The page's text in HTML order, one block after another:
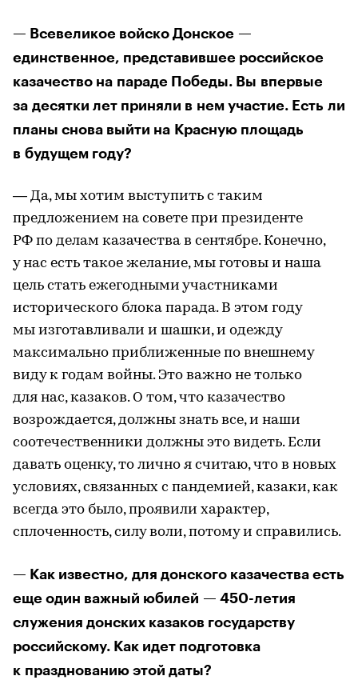
— Всевеликое войско Донское —
единственное, представившее российское
казачество на параде Победы. Вы впервые
за десятки лет приняли в нем участие. Есть ли
планы снова выйти на Красную площадь
в будущем году?
— Да, мы хотим выступить с таким
предложением на совете при президенте
РФ по делам казачества в сентябре. Конечно,
у нас есть такое желание, мы готовы и наша
цель стать ежегодными участниками
исторического блока парада. В этом году
мы изготавливали и шашки, и одежду
максимально приближенные по внешнему
виду к годам войны. Это важно не только
для нас, казаков. О том, что казачество
возрождается, должны знать все, и наши
соотечественники должны это видеть. Если
давать оценку, то лично я считаю, что в новых
условиях, связанных с пандемией, казаки, как
всегда это было, проявили характер,
сплоченность, силу воли, потому и справились.
— Как известно, для донского казачества есть
еще один важный юбилей — 450-летия
служения донских казаков государству
российскому. Как идет подготовка
к празднованию этой даты?